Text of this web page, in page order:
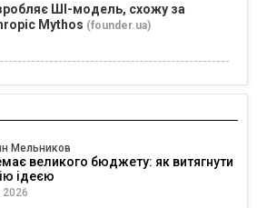
ШІ-модель, схожу за
Mythos (founder.ua)
Мельников
великого бюджету: як витягнути
ідеєю
2026